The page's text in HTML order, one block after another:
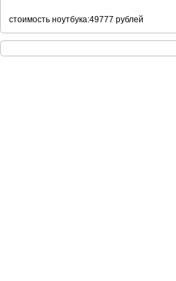
стоимость ноутбука:49777 рублей